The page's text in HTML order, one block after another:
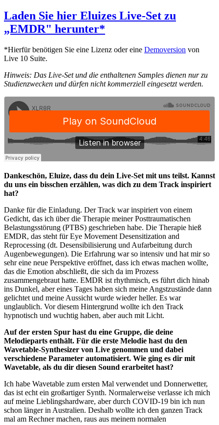
Laden Sie hier Eluizes Live-Set zu
„EMDR" herunter*
*Hierfür benötigen Sie eine Lizenz oder eine Demoversion von
Live 10 Suite.
Hinweis: Das Live-Set und die enthaltenen Samples dienen nur zu
Studienzwecken und dürfen nicht kommerziell eingesetzt werden.
Dankeschön, Eluize, dass du dein Live-Set mit uns teilst. Kannst
du uns ein bisschen erzählen, was dich zu dem Track inspiriert
hat?
Danke für die Einladung. Der Track war inspiriert von einem
Gedicht, das ich über die Therapie meiner Posttraumatischen
Belastungsstörung (PTBS) geschrieben habe. Die Therapie hieß
EMDR, das steht für Eye Movement Desensitization and
Reprocessing (dt. Desensibilisierung und Aufarbeitung durch
Augenbewegungen). Die Erfahrung war so intensiv und hat mir so
sehr eine neue Perspektive eröffnet, dass ich etwas machen wollte,
das die Emotion abschließt, die sich da im Prozess
zusammengebraut hatte. EMDR ist rhythmisch, es führt dich hinab
ins Dunkel, aber eines Tages haben sich meine Angstzustände dann
gelichtet und meine Aussicht wurde wieder heller. Es war
unglaublich. Vor diesem Hintergrund wollte ich den Track
hypnotisch und wuchtig haben, aber auch mit Licht.
Auf der ersten Spur hast du eine Gruppe, die deine
Melodieparts enthält. Für die erste Melodie hast du den
Wavetable-Synthesizer von Live genommen und dabei
verschiedene Parameter automatisiert. Wie ging es dir mit
Wavetable, als du dir diesen Sound erarbeitet hast?
Ich habe Wavetable zum ersten Mal verwendet und Donnerwetter,
das ist echt ein großartiger Synth. Normalerweise verlasse ich mich
auf meine Lieblingshardware, aber durch COVID-19 bin ich nun
schon länger in Australien. Deshalb wollte ich den ganzen Track
mal am Rechner machen, raus aus meinem normalen